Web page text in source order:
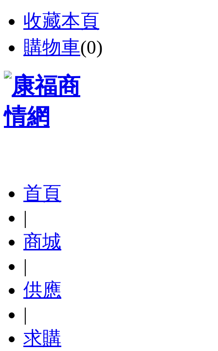
收藏本頁
購物車(0)
首頁
|
商城
|
供應
|
求購